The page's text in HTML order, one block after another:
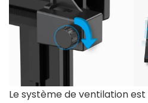
Le système de ventilation